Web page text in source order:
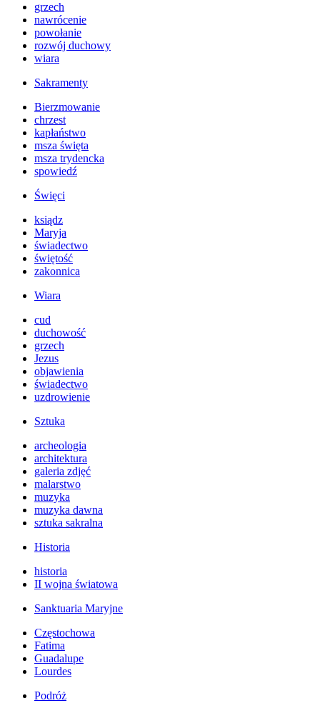
grzech
nawrócenie
powołanie
rozwój duchowy
wiara
Sakramenty
Bierzmowanie
chrzest
kapłaństwo
msza święta
msza trydencka
spowiedź
Święci
ksiądz
Maryja
świadectwo
świętość
zakonnica
Wiara
cud
duchowość
grzech
Jezus
objawienia
świadectwo
uzdrowienie
Sztuka
archeologia
architektura
galeria zdjęć
malarstwo
muzyka
muzyka dawna
sztuka sakralna
Historia
historia
II wojna światowa
Sanktuaria Maryjne
Częstochowa
Fatima
Guadalupe
Lourdes
Podróż